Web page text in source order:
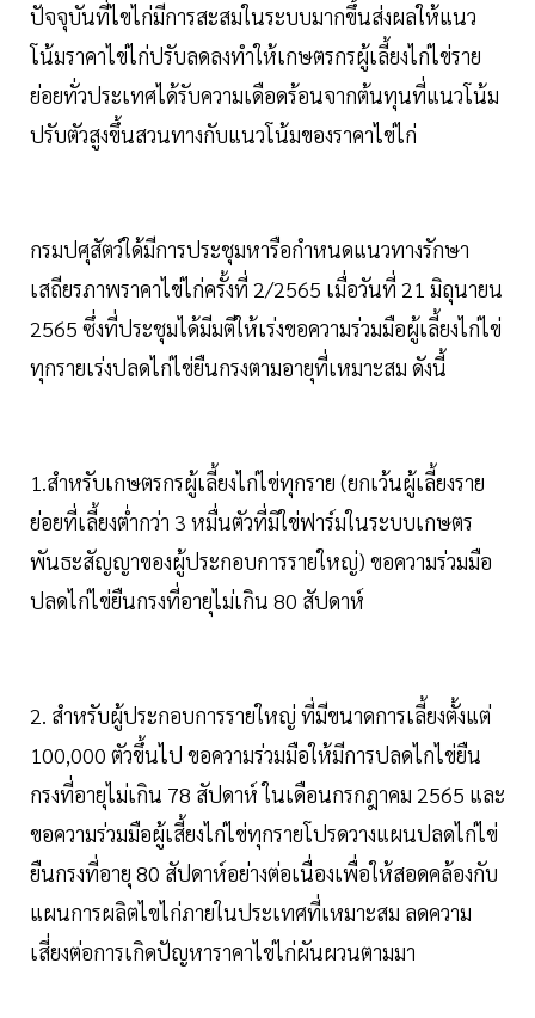
ปัจจุบันที่ไขไก่มีการสะสมในระบบมากขึ้นส่งผลให้แนว
โน้มราคาไข่ไก่ปรับลดลงทำให้เกษตรกรผู้เลี้ยงไก่ไข่ราย
ย่อยทั่วประเทศได้รับความเดือดร้อนจากต้นทุนที่แนวโน้ม
ปรับตัวสูงขึ้นสวนทางกับแนวโน้มของราคาไข่ไก่
กรมปศุสัตว์ใด้มีการประชุมหารือกำหนดแนวทางรักษา
เสถียรภาพราคาไข่ไก่ครั้งที่ 2/2565 เมื่อวันที่ 21 มิถุนายน
2565 ซึ่งที่ประชุมได้มีมตีให้เร่งขอความร่วมมือผู้เลี้ยงไก่ไข่
ทุกรายเร่งปลดไก่ไข่ยืนกรงตามอายุที่เหมาะสม ดังนี้
1.สำหรับเกษตรกรผู้เลี้ยงไก่ไข่ทุกราย (ยกเว้นผู้เลี้ยงราย
ย่อยที่เลี้ยงต่ำกว่า 3 หมื่นตัวที่มิใข่ฟาร์มในระบบเกษตร
พันธะสัญญาของผู้ประกอบการรายใหญ่) ขอความร่วมมือ
ปลดไก่ไข่ยืนกรงที่อายุไม่เกิน 80 สัปดาห์
2. สำหรับผู้ประกอบการรายใหญ่ ที่มีขนาดการเลี้ยงตั้งแต่
100,000 ตัวขึ้นไป ขอความร่วมมือให้มีการปลดไกไข่ยืน
กรงที่อายุไม่เกิน 78 สัปดาห์ ในเดือนกรกฎาคม 2565 และ
ขอความร่วมมือผู้เสี้ยงไก่ไข่ทุกรายโปรดวางแผนปลดไก่ไข่
ยืนกรงที่อายุ 80 สัปดาห์อย่างต่อเนื่องเพื่อให้สอดคล้องกับ
แผนการผลิตไขไก่ภายในประเทศที่เหมาะสม ลดความ
เสี่ยงต่อการเกิดปัญหาราคาไข่ไก่ผันผวนตามมา